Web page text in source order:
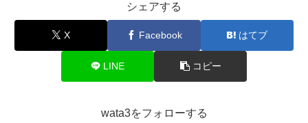
シェアする
X Facebook はてブ
LINE コピー
wata3をフォローする